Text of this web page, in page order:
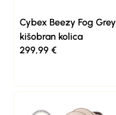
Cybex Beezy Fog Grey
kišobran kolica
299,99€